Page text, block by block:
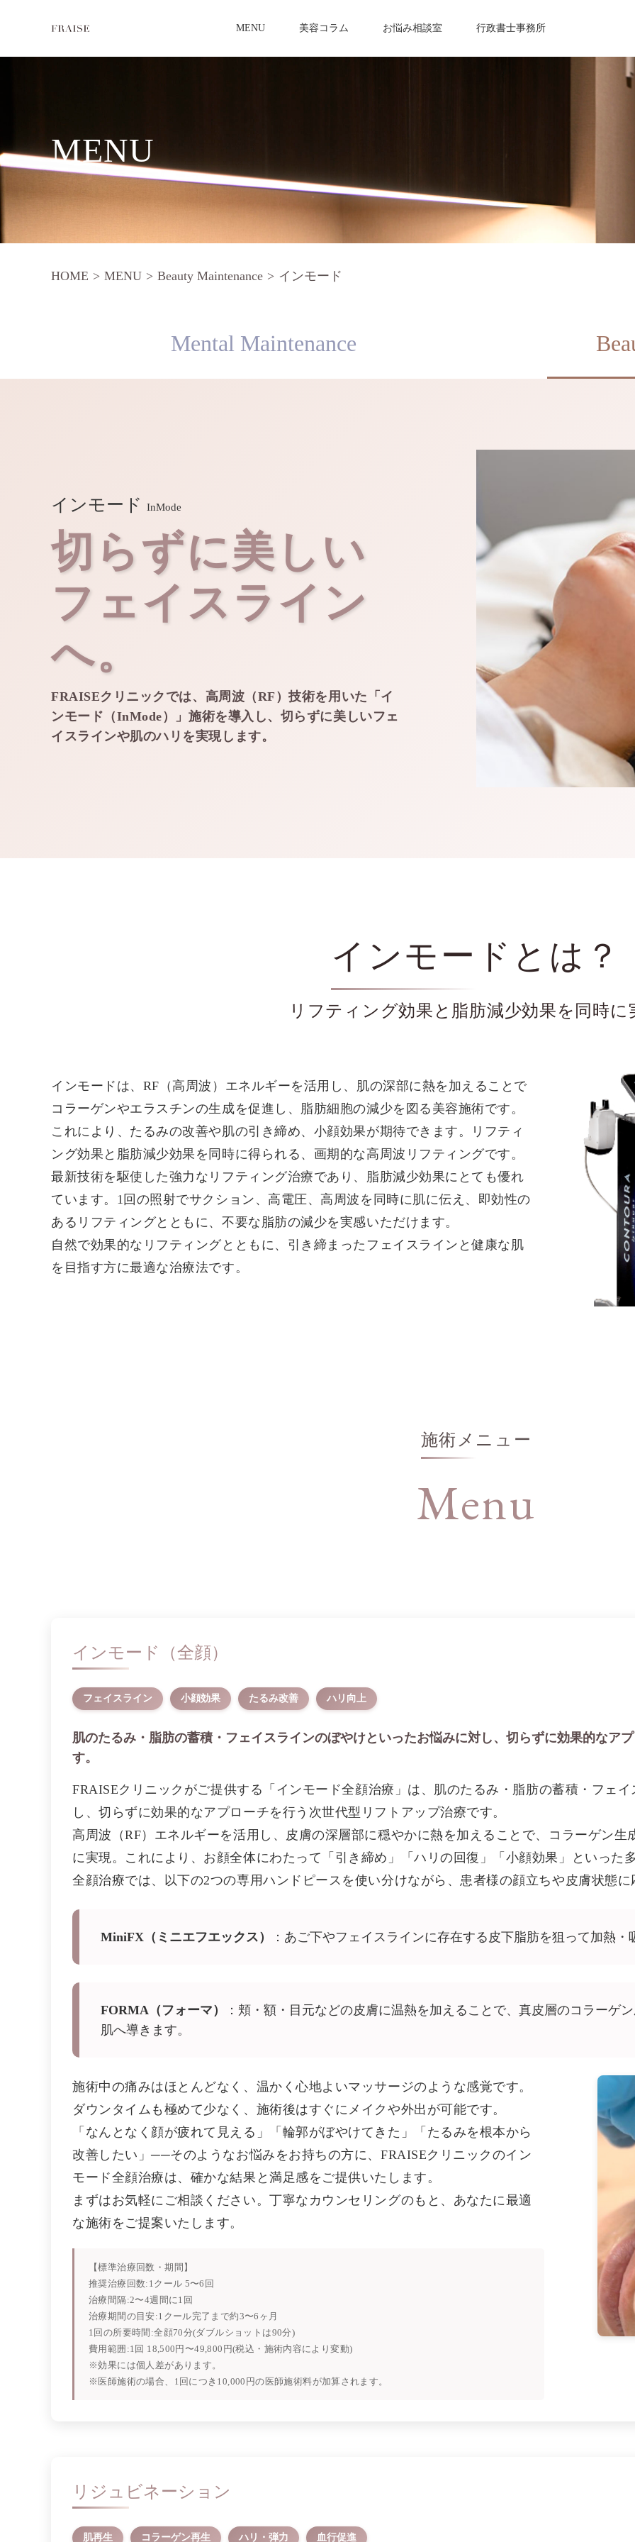
MENU 美容コラム お悩み相談室 行政書士事務所
MENU
HOME > MENU > Beauty Maintenance > インモード
Mental Maintenance
インモード InMode
切らずに美しい
フェイスライン
へ。
FRAISEクリニックでは、高周波（RF）技術を用いた「イ
ンモード（InMode）」施術を導入し、切らずに美しいフェ
イスラインや肌のハリを実現します。
インモードとは？
リフティング効果と脂肪減少効果を同時に
インモードは、RF（高周波）エネルギーを活用し、肌の深部に熱を加えることで
コラーゲンやエラスチンの生成を促進し、脂肪細胞の減少を図る美容施術です。
これにより、たるみの改善や肌の引き締め、小顔効果が期待できます。リフティ
ング効果と脂肪減少効果を同時に得られる、画期的な高周波リフティングです。
最新技術を駆使した強力なリフティング治療であり、脂肪減少効果にとても優れ
ています。1回の照射でサクション、高電圧、高周波を同時に肌に伝え、即効性の
あるリフティングとともに、不要な脂肪の減少を実感いただけます。
自然で効果的なリフティングとともに、引き締まったフェイスラインと健康な肌
を目指す方に最適な治療法です。
施術メニュー
Menu
インモード（全顔）
フェイスライン 小顔効果 たるみ改善 ハリ向上
肌のたるみ・脂肪の蓄積・フェイスラインのぼやけといったお悩みに対し、切らずに効果的なア
す。
FRAISEクリニックがご提供する「インモード全顔治療」は、肌のたるみ・脂肪の蓄積・フェ
し、切らずに効果的なアプローチを行う次世代型リフトアップ治療です。
高周波（RF）エネルギーを活用し、皮膚の深層部に穏やかに熱を加えることで、コラーゲン
に実現。これにより、お顔全体にわたって「引き締め」「ハリの回復」「小顔効果」といった
全顔治療では、以下の2つの専用ハンドピースを使い分けながら、患者様の顔立ちや皮膚状態
MiniFX（ミニエフエックス） ：あご下やフェイスラインに存在する皮下脂肪を狙って加熱
FORMA（フォーマ）
：頬・額・目元などの皮膚に温熱を加えることで、真皮層のコラーゲ
肌へ導きます。
施術中の痛みはほとんどなく、温かく心地よいマッサージのような感覚です。
ダウンタイムも極めて少なく、施術後はすぐにメイクや外出が可能です。
「なんとなく顔が疲れて見える」「輪郭がぼやけてきた」「たるみを根本から
改善したい」──そのようなお悩みをお持ちの方に、FRAISEクリニックのイン
モード全顔治療は、確かな結果と満足感をご提供いたします。
まずはお気軽にご相談ください。丁寧なカウンセリングのもと、あなたに最適
な施術をご提案いたします。
【標準治療回数・期間】
推奨治療回数:1クール 5〜6回
治療間隔:2〜4週間に1回
治療期間の目安:1クール完了まで約3〜6ヶ月
1回の所要時間:全顔70分(ダブルショットは90分)
費用範囲:1回 18,500円〜49,800円(税込・施術内容により変動)
※効果には個人差があります。
※医師施術の場合、1回につき10,000円の医師施術料が加算されます。
リジュビネーション
肌再生 コラーゲン再生 ハリ・弾力 血行促進